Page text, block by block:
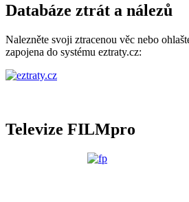
Databáze ztrát a nálezů
Nalezněte svoji ztracenou věc nebo
zapojena do systému eztraty.cz:
Televize FILMpro